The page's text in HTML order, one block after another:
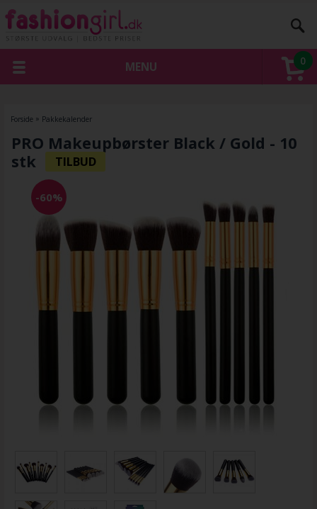
0
MENU
Forside » Pakkekalender
PRO Makeupbørster Black / Gold - 10
stk
-60%